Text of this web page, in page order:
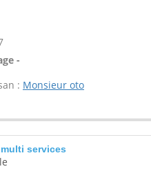
-
: Monsieur oto
services